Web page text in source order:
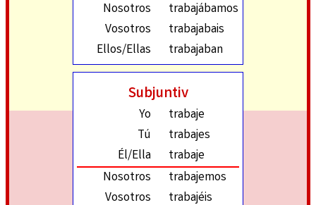
Nosotros
trabajábamos
Vosotros
trabajabais
Ellos/Ellas
trabajaban
Subjuntiv
Yo
trabaje
Tú
trabajes
Él/Ella
trabaje
Nosotros
trabajemos
Vosotros
trabajéis